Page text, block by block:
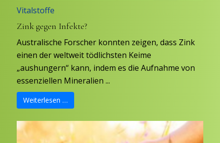
Vitalstoffe
Zink gegen Infekte?
Australische Forscher konnten zeigen, dass Zink
einen der weltweit tödlichsten Keime
„aushungern“ kann, indem es die Aufnahme von
essenziellen Mineralien ...
Weiterlesen …